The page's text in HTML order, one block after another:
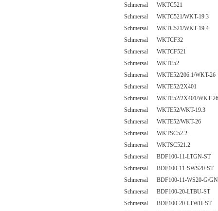
Schmersal WKTC521
Schmersal WKTC521/WKT-19.3
Schmersal WKTC521/WKT-19.4
Schmersal WKTCF32
Schmersal WKTCF521
Schmersal WKTE52
Schmersal WKTE52/206.1/WKT-26
Schmersal WKTE52/2X401
Schmersal WKTE52/2X401/WKT-26
Schmersal WKTE52/WKT-19.3
Schmersal WKTE52/WKT-26
Schmersal WKTSC52.2
Schmersal WKTSC521.2
Schmersal BDF100-11-LTGN-ST
Schmersal BDF100-11-SWS20-ST
Schmersal BDF100-11-WS20-G/
Schmersal BDF100-20-LTBU-ST
Schmersal BDF100-20-LTWH-ST